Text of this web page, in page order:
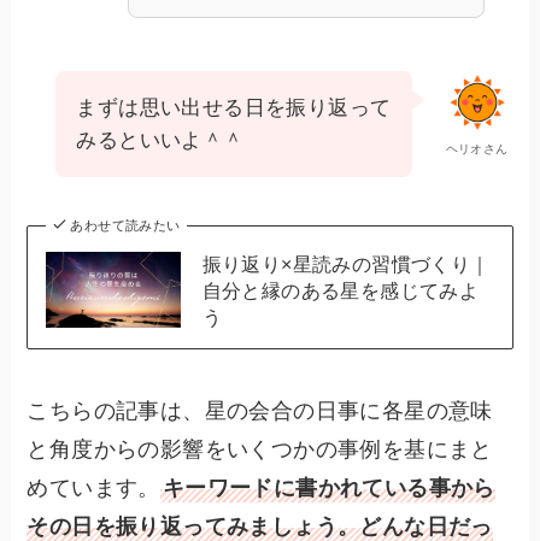
ヘリオさん
まずは思い出せる日を振り返って
みるといいよ＾＾
あわせて読みたい
振り返り×星読みの習慣づくり｜
自分と縁のある星を感じてみよ
う
こちらの記事は、星の会合の日事に各星の意味
と角度からの影響をいくつかの事例を基にまと
めています。 キーワードに書かれている事から
その日を振り返ってみましょう。どんな日だっ